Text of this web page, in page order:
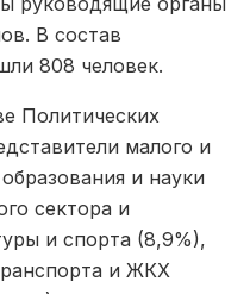
В состав
808 человек.
Политических
малого и
и науки
сектора и
и спорта (8,9%),
и ЖКХ